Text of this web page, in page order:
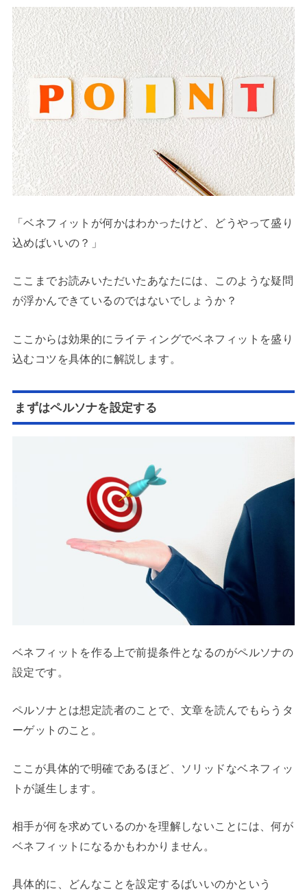
「ベネフィットが何かはわかったけど、どうやって盛り
込めばいいの？」
ここまでお読みいただいたあなたには、このような疑問
が浮かんできているのではないでしょうか？
ここからは効果的にライティングでベネフィットを盛り
込むコツを具体的に解説します。
まずはペルソナを設定する
ベネフィットを作る上で前提条件となるのがペルソナの
設定です。
ペルソナとは想定読者のことで、文章を読んでもらうタ
ーゲットのこと。
ここが具体的で明確であるほど、ソリッドなベネフィッ
トが誕生します。
相手が何を求めているのかを理解しないことには、何が
ベネフィットになるかもわかりません。
具体的に、どんなことを設定するばいいのかという